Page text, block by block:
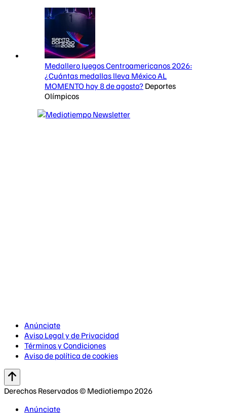
Medallero Juegos Centroamericanos 2026:
¿Cuántas medallas lleva México AL
MOMENTO hoy 8 de agosto? Deportes
Olímpicos
Anúnciate
Aviso Legal y de Privacidad
Términos y Condiciones
Aviso de política de cookies
Derechos Reservados © Mediotiempo 2026
Anúnciate